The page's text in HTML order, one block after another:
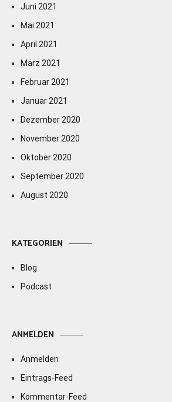
Juni 2021
Mai 2021
April 2021
März 2021
Februar 2021
Januar 2021
Dezember 2020
November 2020
Oktober 2020
September 2020
August 2020
KATEGORIEN
Blog
Podcast
ANMELDEN
Anmelden
Eintrags-Feed
Kommentar-Feed